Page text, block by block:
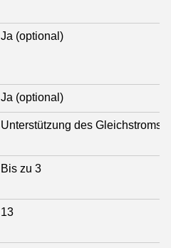
Ja (optional)
Ja (optional)
Unterstützung des
Bis zu 3
13